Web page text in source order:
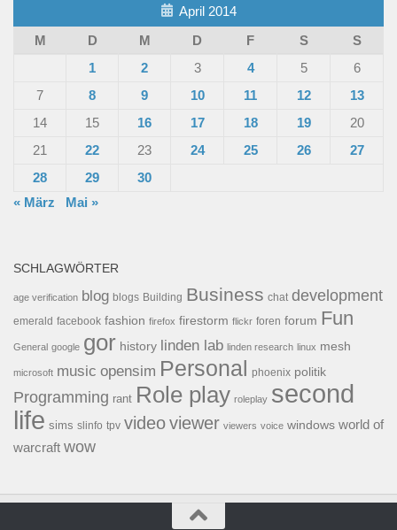
April 2014
M
D M D F S
S
1
2 3 4 5
6
7
8 9 10 11 12
13
14
15 16 17 18 19
20
21
22 23 24 25 26
27
28
29
30
« März
Mai »
SCHLAGWÖRTER
age verification blog blogs Building Business chat development
emerald facebook fashion firefox firestorm flickr foren forum Fun
General google gor history linden lab linden research linux mesh
microsoft music opensim Personal phoenix politik
Programming rant Role play roleplay second
life sims slinfo tpv videoviewer viewers voice windows world of
warcraft wow